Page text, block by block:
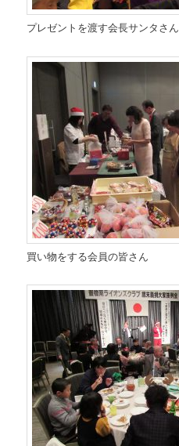
プレゼントを渡す会長サンタさん
買い物をする会員の皆さん